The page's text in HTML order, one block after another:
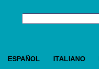
ESPAÑOL ITALIANO